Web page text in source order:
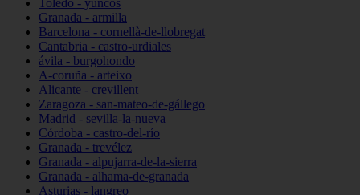
Toledo - yuncos
Granada - armilla
Barcelona - cornellà-de-llobregat
Cantabria - castro-urdiales
ávila - burgohondo
A-coruña - arteixo
Alicante - crevillent
Zaragoza - san-mateo-de-gállego
Madrid - sevilla-la-nueva
Córdoba - castro-del-río
Granada - trevélez
Granada - alpujarra-de-la-sierra
Granada - alhama-de-granada
Asturias - langreo